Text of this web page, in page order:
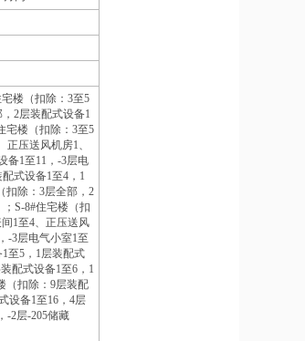
楼（扣除：3至5
2层装配式设备1
宅楼（扣除：3至5
压送风机房1、
备1至11，-3层电
式设备1至4，1
扣除：3层全部，2
S-8#住宅楼（扣
1至4、正压送风
-3层电气小室1至
至5，1层装配式
配式设备1至6，1
（扣除：9层装配
设备1至16，4层
-2层-205储藏